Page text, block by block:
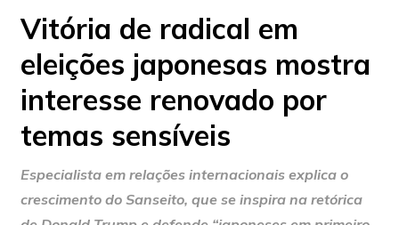
Vitória de radical em
eleições japonesas mostra
interesse renovado por
temas sensíveis
Especialista em relações internacionais explica o
crescimento do Sanseito, que se inspira na retórica